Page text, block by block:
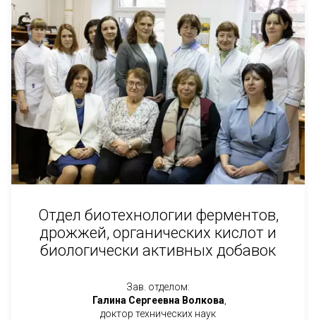
Отдел биотехнологии ферментов,
дрожжей, органических кислот и
биологически активных добавок
Зав. отделом:
Галина Сергеевна Волкова
доктор технических наук